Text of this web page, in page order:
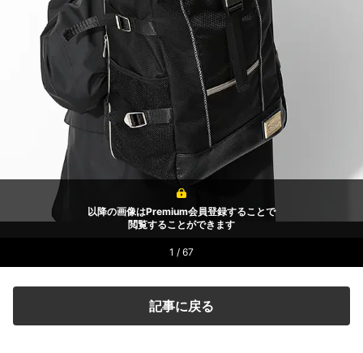
以降の画像はPremium会員登録することで
閲覧することができます
1 / 67
記事に戻る